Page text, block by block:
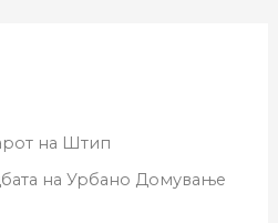
на Штип
на Урбано Домување